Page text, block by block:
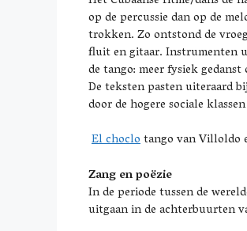
op de percussie dan op de
trokken. Zo ontstond de
fluit en gitaar. Instrumenten
de tango: meer fysiek
De teksten pasten uiteraard
door de hogere sociale
El choclotango van Villoldo
Zang enpoëzie
In de periode tussen de
uitgaan in de achterbuurten